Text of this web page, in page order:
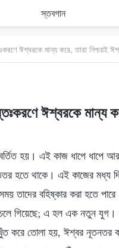
স্তবগান
ঈশ্বরকে মান্য করে, তারা নিশ্চয়ই
ঈশ্বরকে মান্য
হয়। এই কাজ ধাপে
হতে থাকে। এই কাজের মধ্য
তাদের বহিষ্কার করা হতে
গিয়েছে; এ হল এক নতুন
করে তোলা হয়, ঈশ্বর